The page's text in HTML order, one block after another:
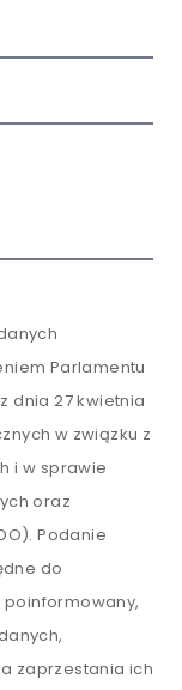
Parlamentu
dnia 27 kwietnia
w związku z
i w sprawie
oraz
Podanie
do
poinformowany,
zaprzestania ich